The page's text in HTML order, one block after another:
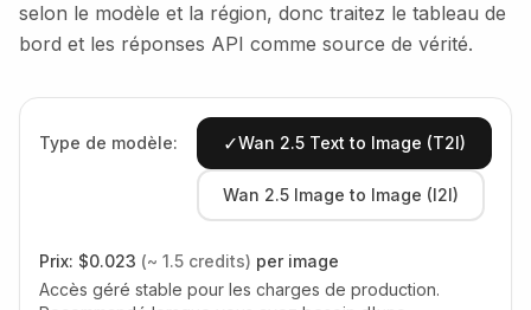
selon le modèle et la région, donc traitez le tableau de
bord et les réponses API comme source de vérité.
Type de modèle: ✓Wan 2.5 Text to Image (T2I)
Wan 2.5 Image to Image (I2I)
Prix: $0.023 (~ 1.5 credits) per image
Accès géré stable pour les charges de production.